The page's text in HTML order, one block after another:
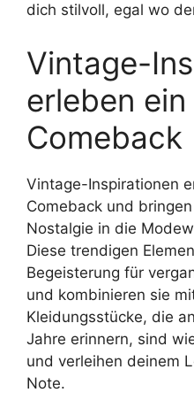
dich stilvoll, egal wo
Vintage-
erleben
Comeback
Vintage-Inspirationen
Comeback und
Nostalgie in die
Diese trendigen
Begeisterung für
und kombinieren sie
Kleidungsstücke, die
Jahre erinnern, sind
und verleihen deinem
Note.